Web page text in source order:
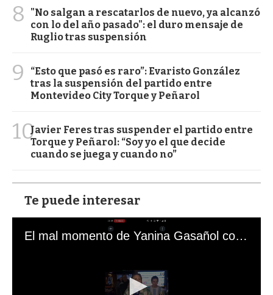
8
"No salgan a rescatarlos de nuevo, ya alcanzó
con lo del año pasado": el duro mensaje de
Ruglio tras suspensión
9
“Esto que pasó es raro”: Evaristo González
tras la suspensión del partido entre
Montevideo City Torque y Peñarol
10Javier Feres tras suspender el partido entre
Torque y Peñarol: “Soy yo el que decide
cuando se juega y cuando no”
Te puede interesar
El mal momento de Yanina Gasañol con un hincha argentino en "Subrayado"